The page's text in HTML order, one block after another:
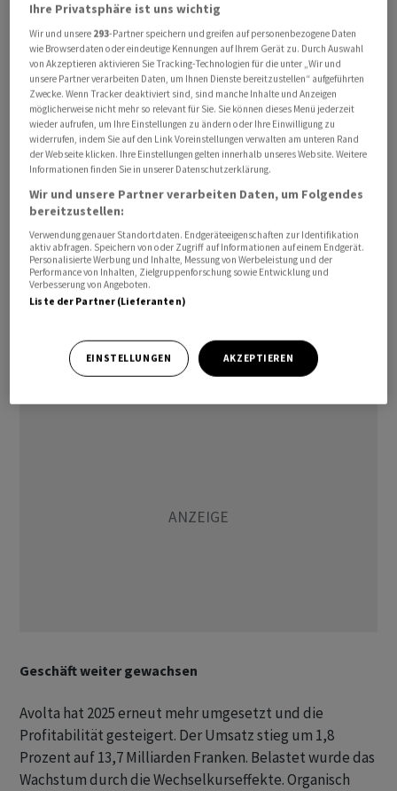
Arabischen Emiraten und in Jordanien.
Allerdings: «Weniger als 3 Prozent unseres Umsatzes
werden in der Region selbst oder im Zusammenhang
mit der Region generiert», so der CFO. Auch indirekte
Effekte auf andere Regionen sieht er nicht - «weder
beim Verkehr noch bei der Konsumentenstimmung».
Eine verlässliche Einschätzung der weiteren Folgen sei
derzeit aber nicht möglich.
Historisch gebe es im übrigen auch keine klare negative
Korrelation zwischen höherem Ölpreis und der
Nachfrage nach Flugreisen: «Wenn ein Ferienreisender
für sein Flugticket 10 oder 20 Prozent mehr bezahlt, ist
Reiseentscheidung.» Ähnliches gelte für
Geschäftsreisende.
Geschäft weiter gewachsen
Avolta hat 2025 erneut mehr umgesetzt und die
Profitabilität gesteigert. Der Umsatz stieg um 1,8
Prozent auf 13,7 Milliarden Franken. Belastet wurde das
Wachstum durch die Wechselkurseffekte. Organisch
Ihre Privatsphäre ist uns wichtig
Wir und unsere 293-Partner speichern und greifen auf personenbezogene Daten
wie Browserdaten oder eindeutige Kennungen auf Ihrem Gerät zu. Durch Auswahl
von Akzeptieren aktivieren Sie Tracking-Technologien für die unter „Wir und
unsere Partner verarbeiten Daten, um Ihnen Dienste bereitzustellen“ aufgeführten
Zwecke. Wenn Tracker deaktiviert sind, sind manche Inhalte und Anzeigen
möglicherweise nicht mehr so relevant für Sie. Sie können dieses Menü jederzeit
wieder aufrufen, um Ihre Einstellungen zu ändern oder Ihre Einwilligung zu
widerrufen, indem Sie auf den Link Voreinstellungen verwalten am unteren Rand
der Webseite klicken. Ihre Einstellungen gelten innerhalb unseres Website. Weitere
Informationen finden Sie in unserer Datenschutzerklärung.
Wir und unsere Partner verarbeiten Daten, um Folgendes
bereitzustellen:
Verwendung genauer Standortdaten. Endgeräteeigenschaften zur Identifikation
aktiv abfragen. Speichern von oder Zugriff auf Informationen auf einem Endgerät.
Personalisierte Werbung und Inhalte, Messung von Werbeleistung und der
Performance von Inhalten, Zielgruppenforschung sowie Entwicklung und
Verbesserung von Angeboten.
Liste der Partner (Lieferanten)
EINSTELLUNGEN AKZEPTIEREN